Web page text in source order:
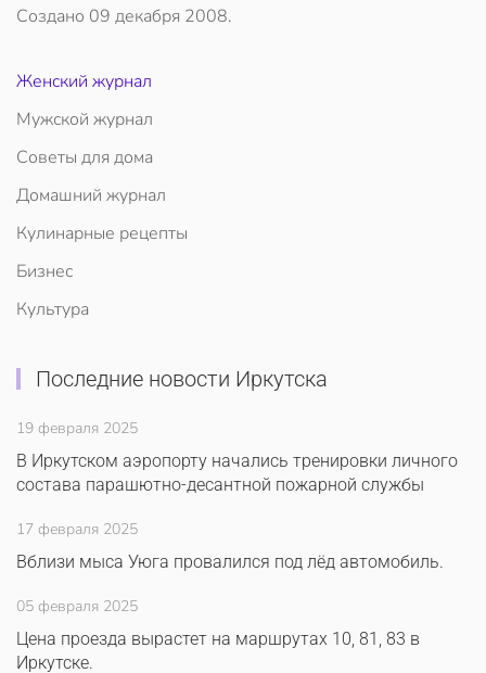
Создано 09 декабря 2008.
Женский журнал
Мужской журнал
Советы для дома
Домашний журнал
Кулинарные рецепты
Бизнес
Культура
Последние новости Иркутска
19 февраля 2025
В Иркутском аэропорту начались тренировки личного
состава парашютно-десантной пожарной службы
17 февраля 2025
Вблизи мыса Уюга провалился под лёд автомобиль.
05 февраля 2025
Цена проезда вырастет на маршрутах 10, 81, 83 в
Иркутске.